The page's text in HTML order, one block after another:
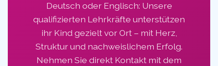
Deutsch oder Englisch: Unsere
qualifizierten Lehrkräfte unterstützen
ihr Kind gezielt vor Ort – mit Herz,
Struktur und nachweislichem Erfolg.
Nehmen Sie direkt Kontakt mit dem